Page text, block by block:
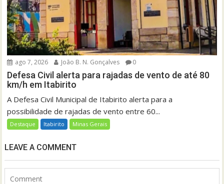
ago 7, 2026 João B. N. Gonçalves 0
Defesa Civil alerta para rajadas de vento de até 80
km/h em Itabirito
A Defesa Civil Municipal de Itabirito alerta para a
possibilidade de rajadas de vento entre 60...
Destaque Itabirito Minas Gerais
LEAVE A COMMENT